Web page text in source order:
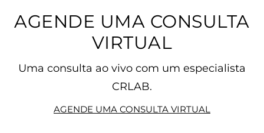
AGENDE UMA CONSULTA
VIRTUAL
Uma consulta ao vivo com um especialista
CRLAB.
AGENDE UMA CONSULTA VIRTUAL